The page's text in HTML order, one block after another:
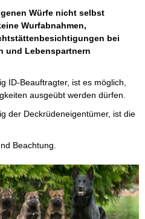
Würfe nicht selbst
Wurfabnahmen,
bei
und Lebenspartnern
ID-Beauftragter, ist es möglich,
ausgeübt werden dürfen.
der Deckrüdeneigentümer, ist die
Beachtung.